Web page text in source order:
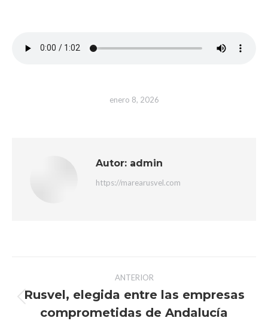
enero 8, 2026
Autor: admin
https://marearusvel.com
Navegación
entre
ANTERIOR
anterior:
Rusvel, elegida entre las empresas
comprometidas de Andalucía